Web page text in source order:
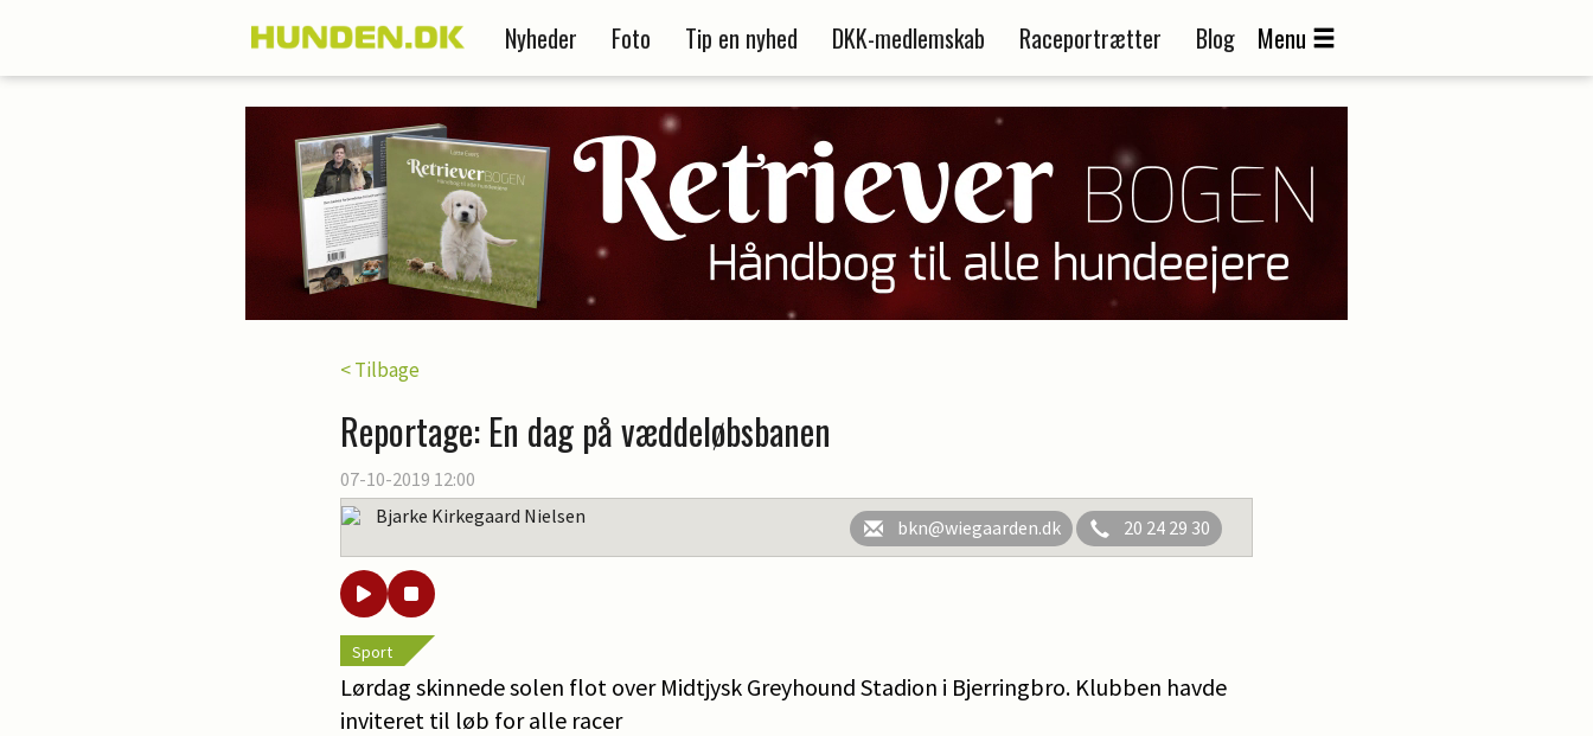
Nyheder Foto Tip en nyhed DKK-medlemskab Raceportrætter Blog Menu
< Tilbage
Reportage: En dag på væddeløbsbanen
07-10-2019 12:00
Bjarke Kirkegaard Nielsen
bkn@wiegaarden.dk 20 24 29 30
Sport
Lørdag skinnede solen flot over Midtjysk Greyhound Stadion i Bjerringbro. Klubben havde
inviteret til løb for alle racer